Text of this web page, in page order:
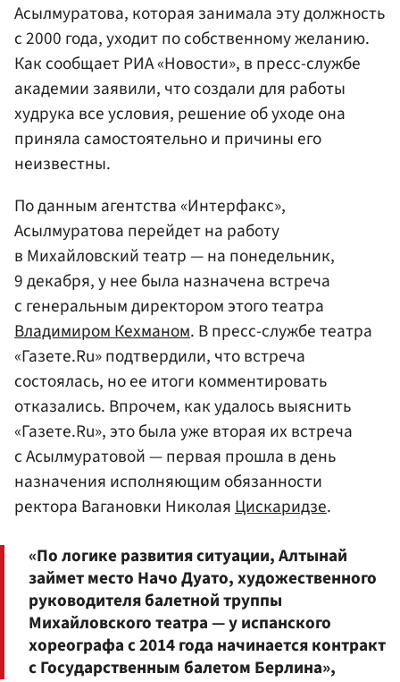
Асылмуратова, которая занимала эту должность
с 2000 года, уходит по собственному желанию.
Как сообщает РИА «Новости», в пресс-службе
академии заявили, что создали для работы
худрука все условия, решение об уходе она
приняла самостоятельно и причины его
неизвестны.
По данным агентства «Интерфакс»,
Асылмуратова перейдет на работу
в Михайловский театр — на понедельник,
9 декабря, у нее была назначена встреча
с генеральным директором этого театра
Владимиром Кехманом. В пресс-службе театра
«Газете.Ru» подтвердили, что встреча
состоялась, но ее итоги комментировать
отказались. Впрочем, как удалось выяснить
«Газете.Ru», это была уже вторая их встреча
с Асылмуратовой — первая прошла в день
назначения исполняющим обязанности
ректора Вагановки НиколаяЦискаридзе.
«По логике развития ситуации, Алтынай
займет место Начо Дуато, художественного
руководителя балетной труппы
Михайловского театра — у испанского
хореографа с 2014 года начинается контракт
с Государственным балетом Берлина»,